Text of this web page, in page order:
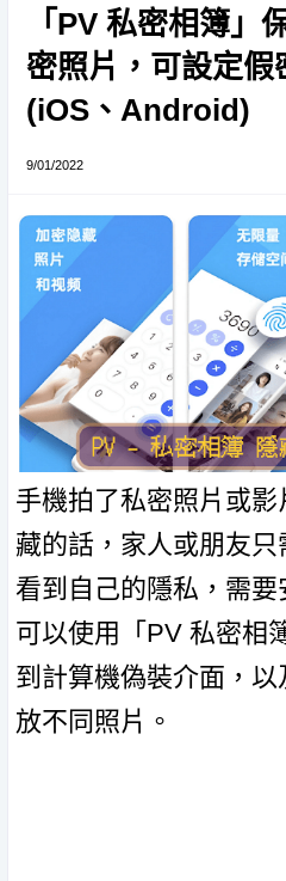
「PV 私密相簿」
密照片，可設定假
(iOS、Android)
9/01/2022
手機拍了私密照片或
藏的話，家人或朋友
看到自己的隱私，需要
可以使用「PV 私密相
到計算機偽裝介面，
放不同照片。